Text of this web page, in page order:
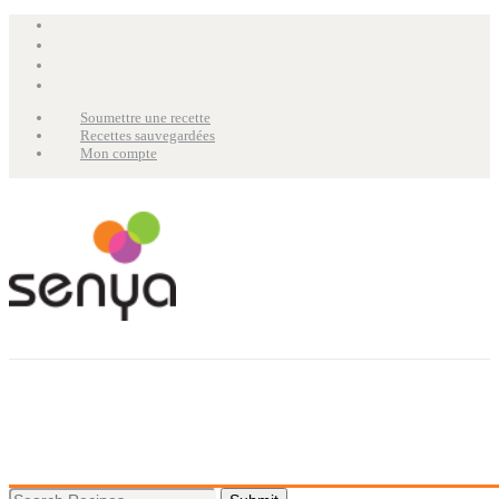
Soumettre une recette
Recettes sauvegardées
Mon compte